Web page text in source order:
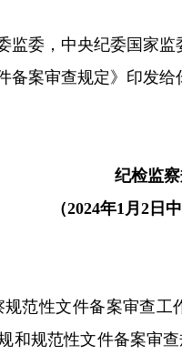
委，中央纪委国家监
案审查规定》印发给
纪检监
（2024年1月2日中
性文件备案审查工
和规范性文件备案审